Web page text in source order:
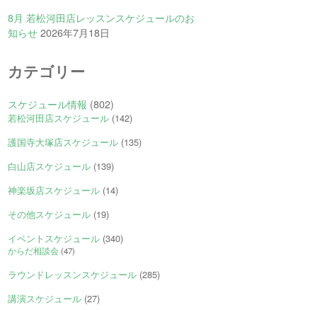
8月 若松河田店レッスンスケジュールのお
知らせ2026年7月18日
カテゴリー
スケジュール情報 (802)
若松河田店スケジュール (142)
護国寺大塚店スケジュール (135)
白山店スケジュール (139)
神楽坂店スケジュール (14)
その他スケジュール (19)
イベントスケジュール (340)
からだ相談会 (47)
ラウンドレッスンスケジュール (285)
講演スケジュール (27)